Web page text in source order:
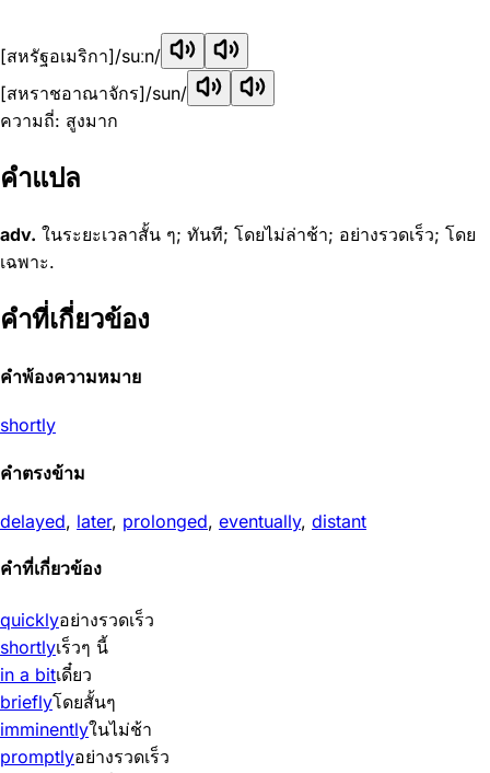
[สหรัฐอเมริกา]/suːn/
[สหราชอาณาจักร]/sun/
ความถี่: สูงมาก
คำแปล
adv. ในระยะเวลาสั้น ๆ; ทันที; โดยไม่ล่าช้า; อย่างรวดเร็ว; โดย
เฉพาะ.
คำที่เกี่ยวข้อง
คำพ้องความหมาย
shortly
คำตรงข้าม
delayed, later, prolonged, eventually, distant
คำที่เกี่ยวข้อง
quicklyอย่างรวดเร็ว
shortlyเร็วๆ นี้
in a bitเดี๋ยว
brieflyโดยสั้นๆ
imminentlyในไม่ช้า
promptlyอย่างรวดเร็ว